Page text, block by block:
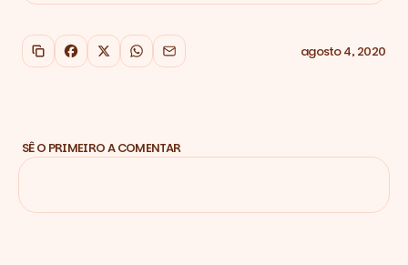
Copiar link
Facebook
X WhatsApp
Email agosto 4, 2020
SÊ O PRIMEIRO A COMENTAR